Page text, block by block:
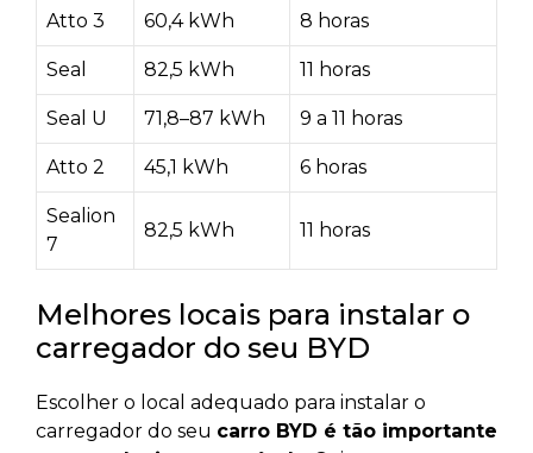
Atto 3 60,4 kWh 8 horas
Seal 82,5 kWh 11 horas
Seal U 71,8–87 kWh 9 a 11 horas
Atto 2 45,1 kWh 6 horas
Sealion
7
82,5 kWh 11 horas
Melhores locais para instalar o
carregador do seu BYD
Escolher o local adequado para instalar o
carregador do seu carro BYD é tão importante